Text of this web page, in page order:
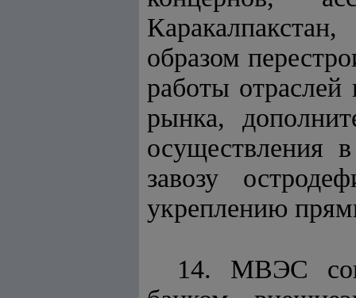
образом
работы отраслей
рынка,
осуществления
завозу
укреплению
14. МВЭС